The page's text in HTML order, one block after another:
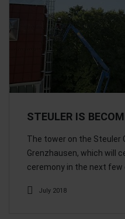
STEULER IS
The tower on the Steuler
Grenzhausen, which will
ceremony in the next few
July 2018